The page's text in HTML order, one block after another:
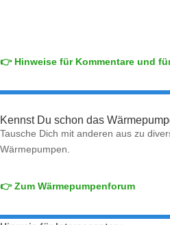
👉 Hinweise für Kommentare und
Kennst Du schon das
Tausche Dich mit anderen aus zu
Wärmepumpen.
👉 Zum Wärmepumpenforum